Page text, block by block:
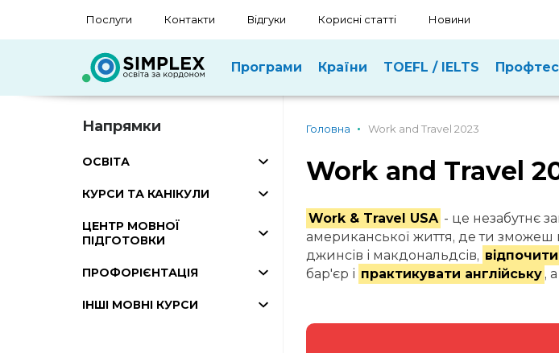
Послуги Контакти Відгуки Корисні статті Новини
Програми Країни TOEFL / IELTS
Напрямки
ОСВІТА
КУРСИ ТА КАНІКУЛИ
ЦЕНТР МОВНОЇ
ПІДГОТОВКИ
ПРОФОРІЄНТАЦІЯ
ІНШІ МОВНІ КУРСИ
Головна Work and Travel 2023
Work and Travel
Work & Travel USA - це незабутнє
американської життя, де ти зможеш
джинсів і макдональдсів, відпочити
бар'єр і практикувати англійську ,